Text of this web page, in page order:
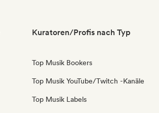
Kuratoren/Profis nach Typ
Top Musik Bookers
Top Musik YouTube/Twitch -Kanäle
Top Musik Labels